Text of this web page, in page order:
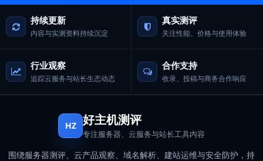
持续更新
内容与实测资料持续沉淀
真实测评
关注性能、价格与使用体验
行业观察
追踪云服务与站长生态动态
合作支持
收录、投稿与商务合作响应
HZ 好主机测评
专注服务器、云服务与站长工具内容
围绕服务器测评、云产品观察、域名解析、建站运维与安全防护，持